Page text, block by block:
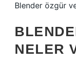
Blender özgür
NELER